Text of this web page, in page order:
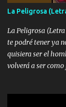
llega para
serás mi niño, del
La Peligrosa
La Peligrosa
te podré tener ya
quisiera ser el
volverá a ser